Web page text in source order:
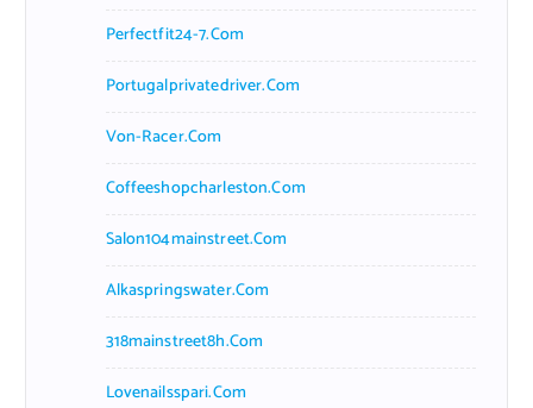
Perfectfit24-7.com
Portugalprivatedriver.com
Von-Racer.com
Coffeeshopcharleston.com
Salon104mainstreet.com
Alkaspringswater.com
318mainstreet8h.com
Lovenailsspari.com